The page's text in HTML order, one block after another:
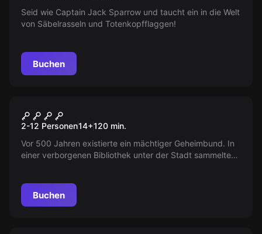
Seid wie Captain Jack Sparrow und taucht ein in die Welt
von Säbelrasseln und Totenkopfflaggen!
Buchen
DER GOLDENE ORDEN
2-12 Personen14+120 min.
Vor 500 Jahren existierte ein mächtiger Geheimbund. In
einer verborgenen Bibliothek unter der Stadt sammelten
Buchen